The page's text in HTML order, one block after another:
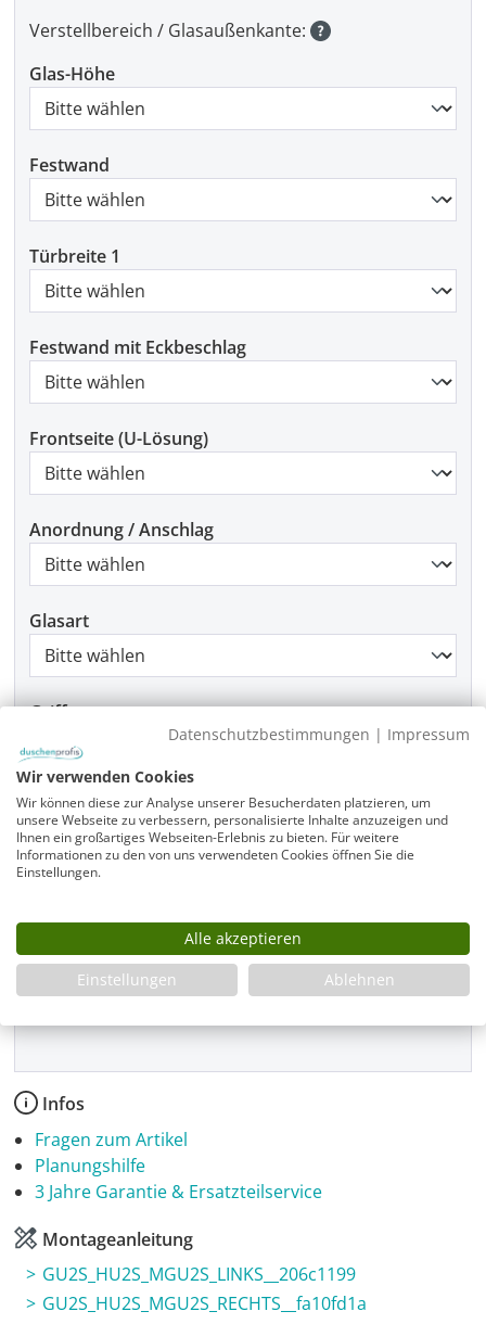
Verstellbereich / Glasaußenkante:
Glas-Höhe
Festwand
Türbreite 1
Festwand mit Eckbeschlag
Frontseite (U-Lösung)
Anordnung / Anschlag
Glasart
Griffart
Beschlagfarbe
Produkt Anzahl: Gib den gewünschten
In den Warenkorb
Infos
Fragen zum Artikel
Planungshilfe
3 Jahre Garantie & Ersatzteilservice
Montageanleitung
GU2S_HU2S_MGU2S_LINKS__206c1199
GU2S_HU2S_MGU2S_RECHTS__fa10fd1a
Datenschutzbestimmungen | Impressum
Wir verwenden Cookies
Wir können diese zur Analyse unserer Besucherdaten platzieren, um
unsere Webseite zu verbessern, personalisierte Inhalte anzuzeigen und
Ihnen ein großartiges Webseiten-Erlebnis zu bieten. Für weitere
Informationen zu den von uns verwendeten Cookies öffnen Sie die
Einstellungen.
Alle akzeptieren
Einstellungen
Ablehnen